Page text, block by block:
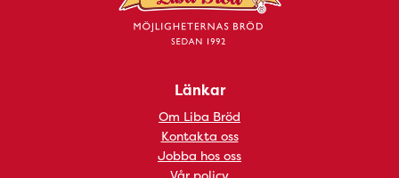
Länkar
Om Liba Bröd
Kontakta oss
Jobba hos oss